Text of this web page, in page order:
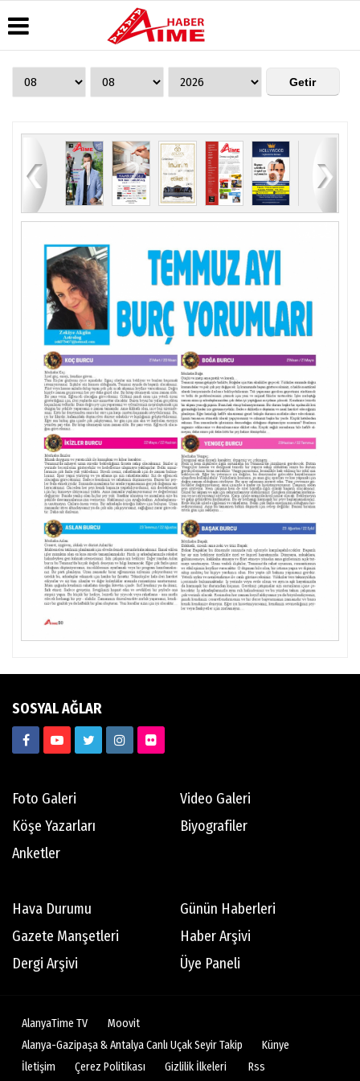
Üye Paneli
Arşivi
Dergi
Arşivi
Günün
Haberleri
Hava
Gazete
Manşetleri
Anketler
Biyografiler
Köşe
Video
Galeri
Foto
Galeri
AlanyaTime
Moovit
Alanya-
Gazipaşa
& Antalya
Canlı Uçak
Seyir
Künye
84 1 2 3 4 5 6
SOSYAL AĞLAR
Foto Galeri
Video Galeri
Köşe Yazarları
Biyografiler
Anketler
Hava Durumu
Günün Haberleri
Gazete Manşetleri
Haber Arşivi
Dergi Arşivi
Üye Paneli
AlanyaTime TV
Moovit
Alanya-Gazipaşa & Antalya Canlı Uçak Seyir Takip
Künye
İletişim
Çerez Politikası Gizlilik İlkeleri Rss